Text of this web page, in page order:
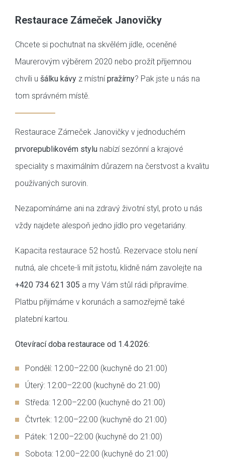
Restaurace Zámeček Janovičky
Chcete si pochutnat na skvělém jídle, oceněné
Maurerovým výběrem 2020 nebo prožít příjemnou
chvíli u šálku kávy z místnípražírny? Pak jste u nás na
tom správném místě.
Restaurace Zámeček Janovičky v jednoduchém
prvorepublikovém stylu nabízí sezónní a krajové
speciality s maximálním důrazem na čerstvost a kvalitu
používaných surovin.
Nezapomínáme ani na zdravý životní styl, proto u nás
vždy najdete alespoň jedno jídlo pro vegetariány.
Kapacita restaurace 52 hostů. Rezervace stolu není
nutná, ale chcete-li mít jistotu, klidně nám zavolejte na
+420 734 621 305 a my Vám stůl rádi připravíme.
Platbu přijímáme v korunách a samozřejmě také
platební kartou.
Otevírací doba restaurace od 1.4.2026:
Pondělí: 12:00–22:00 (kuchyně do 21:00)
Úterý: 12:00–22:00 (kuchyně do 21:00)
Středa: 12:00–22:00 (kuchyně do 21:00)
Čtvrtek: 12:00–22:00 (kuchyně do 21:00)
Pátek: 12:00–22:00 (kuchyně do 21:00)
Sobota: 12:00–22:00 (kuchyně do 21:00)